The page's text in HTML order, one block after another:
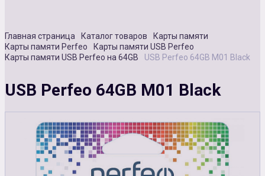
Главная страница Каталог товаров
Карты памяти
Карты памяти Perfeo
Карты памяти USB Perfeo
Карты памяти USB Perfeo на 64GB
USB Perfeo 64GB М01 Black
USB Perfeo 64GB М01 Black